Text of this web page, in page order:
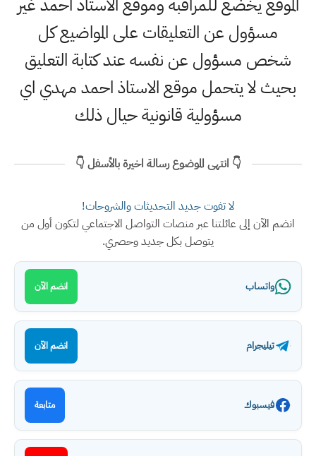
مسؤول عن التعليقات على المواضيع كل
شخص مسؤول عن نفسه عند كتابة التعليق
بحيث لا يتحمل موقع الاستاذ احمد مهدي اي
مسؤولية قانونية حيال ذلك
👇 انتهى الموضوع رسالة اخيرة بالأسفل 👇
لا تفوت جديد التحديثات والشروحات!
انضم الآن إلى عائلتنا عبر منصات التواصل الاجتماعي لتكون أول من
يتوصل بكل جديد وحصري.
واتساب انضم الآن
تيليجرام انضم الآن
فيسبوك متابعة